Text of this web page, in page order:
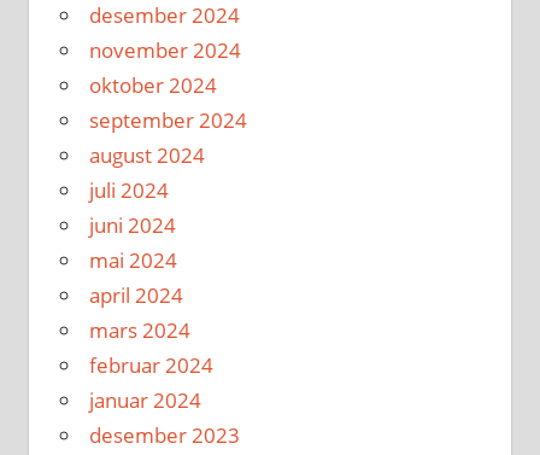
desember 2024
november 2024
oktober 2024
september 2024
august 2024
juli 2024
juni 2024
mai 2024
april 2024
mars 2024
februar 2024
januar 2024
desember 2023